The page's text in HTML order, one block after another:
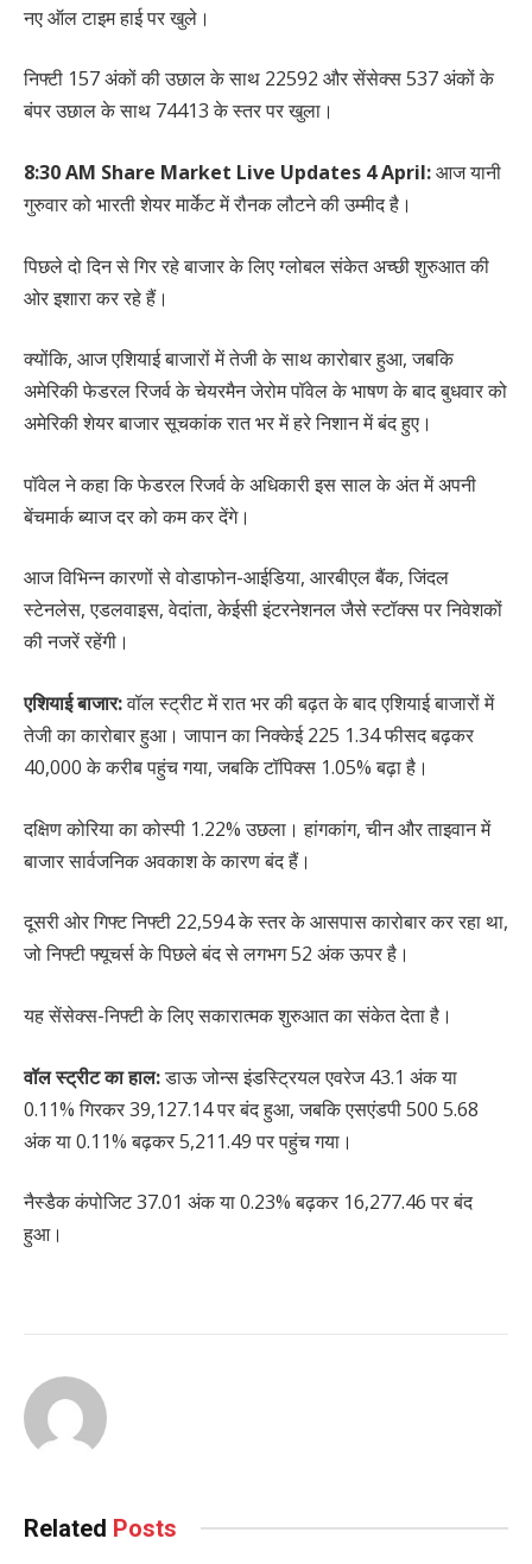
नए ऑल टाइम हाई पर खुले।
निफ्टी 157 अंकों की उछाल के साथ 22592 और सेंसेक्स 537 अंकों के
बंपर उछाल के साथ 74413 के स्तर पर खुला।
8:30 AM Share Market Live Updates 4 April:आज यानी
गुरुवार को भारती शेयर मार्केट में रौनक लौटने की उम्मीद है।
पिछले दो दिन से गिर रहे बाजार के लिए ग्लोबल संकेत अच्छी शुरुआत की
ओर इशारा कर रहे हैं।
क्योंकि, आज एशियाई बाजारों में तेजी के साथ कारोबार हुआ, जबकि
अमेरिकी फेडरल रिजर्व के चेयरमैन जेरोम पॉवेल के भाषण के बाद बुधवार को
अमेरिकी शेयर बाजार सूचकांक रात भर में हरे निशान में बंद हुए।
पॉवेल ने कहा कि फेडरल रिजर्व के अधिकारी इस साल के अंत में अपनी
बेंचमार्क ब्याज दर को कम कर देंगे।
आज विभिन्न कारणों से वोडाफोन-आईडिया, आरबीएल बैंक, जिंदल
स्टेनलेस, एडलवाइस, वेदांता, केईसी इंटरनेशनल जैसे स्टॉक्स पर निवेशकों
की नजरें रहेंगी।
एशियाई बाजार:वॉल स्ट्रीट में रात भर की बढ़त के बाद एशियाई बाजारों में
तेजी का कारोबार हुआ। जापान का निक्केई 225 1.34 फीसद बढ़कर
40,000 के करीब पहुंच गया, जबकि टॉपिक्स 1.05% बढ़ा है।
दक्षिण कोरिया का कोस्पी 1.22% उछला। हांगकांग, चीन और ताइवान में
बाजार सार्वजनिक अवकाश के कारण बंद हैं।
दूसरी ओर गिफ्ट निफ्टी 22,594 के स्तर के आसपास कारोबार कर रहा था,
जो निफ्टी फ्यूचर्स के पिछले बंद से लगभग 52 अंक ऊपर है।
यह सेंसेक्स-निफ्टी के लिए सकारात्मक शुरुआत का संकेत देता है।
वॉल स्ट्रीट का हाल:डाऊ जोन्स इंडस्ट्रियल एवरेज 43.1 अंक या
0.11% गिरकर 39,127.14 पर बंद हुआ, जबकि एसएंडपी 500 5.68
अंक या 0.11% बढ़कर 5,211.49 पर पहुंच गया।
नैस्डैक कंपोजिट 37.01 अंक या 0.23% बढ़कर 16,277.46 पर बंद
हुआ।
Related Posts